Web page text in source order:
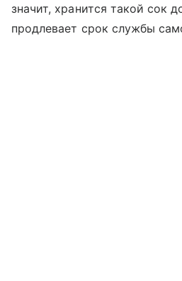
значит, хранится такой сок
продлевает срок службы